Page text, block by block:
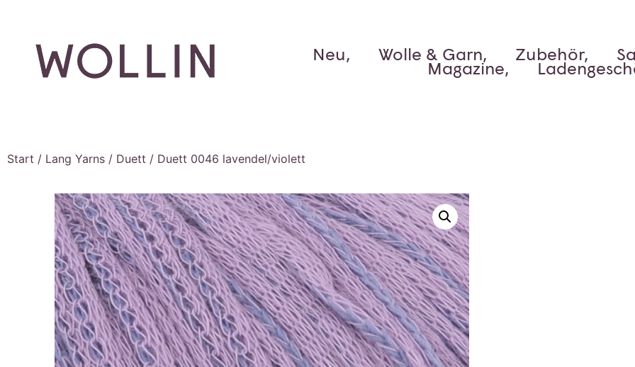
Neu, Wolle & Garn, Zubehör,
Magazine,
Start / Lang Yarns / Duett / Duett 0046 lavendel/violett